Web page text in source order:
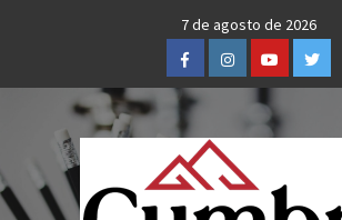
7 de agosto de 2026
FacebookInstagramYoutubeTwitter